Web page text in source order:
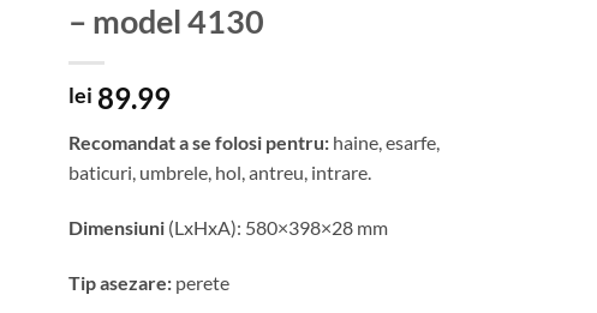
– model 4130
lei 89.99
Recomandat a se folosi pentru: haine, esarfe,
baticuri, umbrele, hol, antreu, intrare.
Dimensiuni (LxHxA): 580×398×28 mm
Tip asezare: perete